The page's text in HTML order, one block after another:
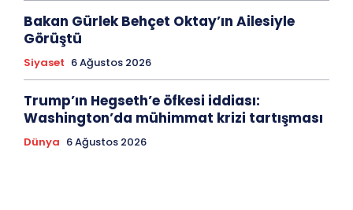
Bakan Gürlek Behçet Oktay’ın Ailesiyle
Görüştü
Siyaset 6 Ağustos 2026
Trump’ın Hegseth’e öfkesi iddiası:
Washington’da mühimmat krizi tartışması
Dünya 6 Ağustos 2026